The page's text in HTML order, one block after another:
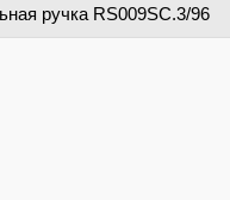
ручка RS009SC.3/96